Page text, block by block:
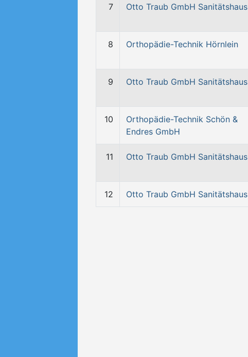
7 Otto Traub GmbH Sanitätshaus
8 Orthopädie-Technik Hörnlein
9 Otto Traub GmbH Sanitätshaus
10
Orthopädie-Technik Schön &
Endres GmbH
11 Otto Traub GmbH Sanitätshaus
12 Otto Traub GmbH Sanitätshaus